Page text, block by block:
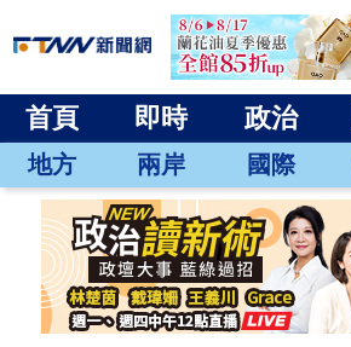
首頁 即時 政治
地方 兩岸 國際